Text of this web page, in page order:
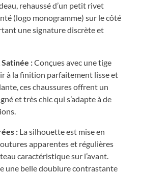
rehaussé d’un petit rivet
(logo monogramme) sur le côté
une signature discrète et
:Conçues avec une tige
à la finition parfaitement lisse et
ces chaussures offrent un
et très chic qui s’adapte à de
: La silhouette est mise en
apparentes et régulières
caractéristique sur l’avant.
une belle doublure contrastante